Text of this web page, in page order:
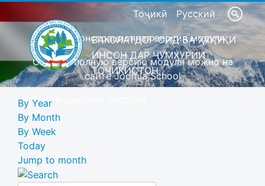
Тоҷикӣ Русский
Это демонстрационная версия модуля
Скачать полную версию модуля можно на
сайте Joomla School
Барои шахсони сустбин
ВАКОЛАТДОР ОИД БА ҲУҚУҚИ
ИНСОН ДАР ҶУМҲУРИИ
ТОҶИКИСТОН
By Year
By Month
By Week
Today
Jump to month